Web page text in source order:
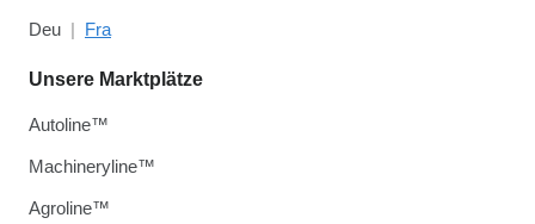
Deu Fra
Unsere Marktplätze
Autoline™
Machineryline™
Agroline™